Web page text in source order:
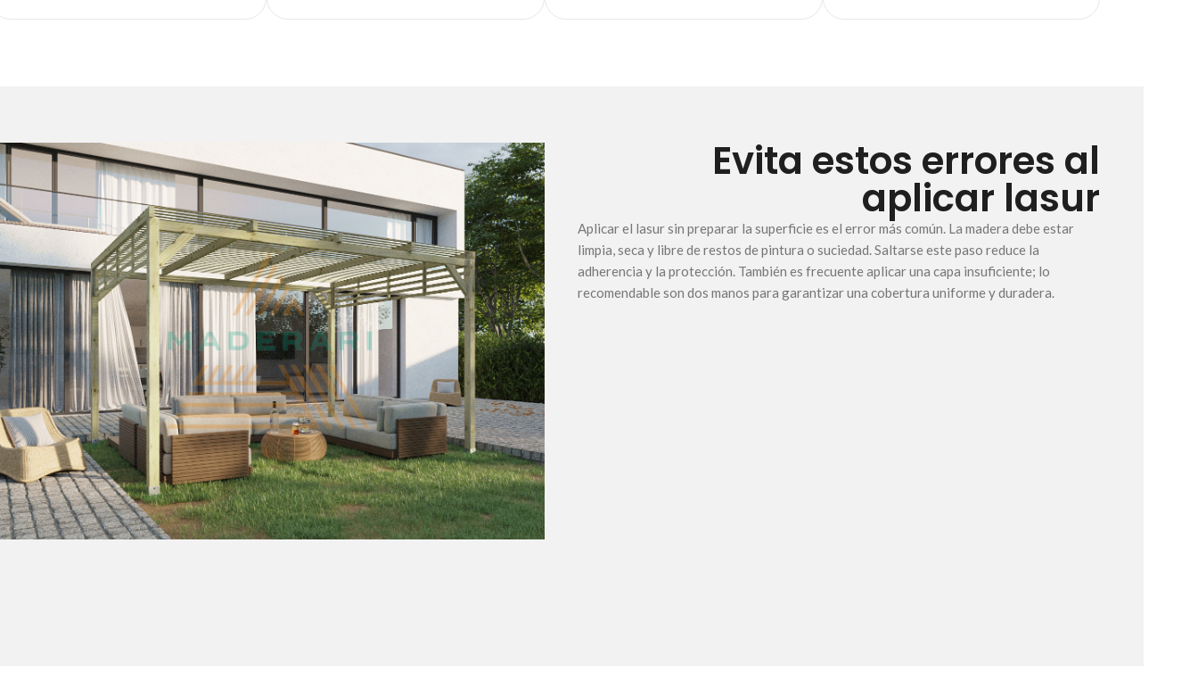
Evita estos errores al
aplicar lasur
Aplicar el lasur sin preparar la superficie es el error más común. La madera debe estar
limpia, seca y libre de restos de pintura o suciedad. Saltarse este paso reduce la
adherencia y la protección. También es frecuente aplicar una capa insuficiente; lo
recomendable son dos manos para garantizar una cobertura uniforme y duradera.